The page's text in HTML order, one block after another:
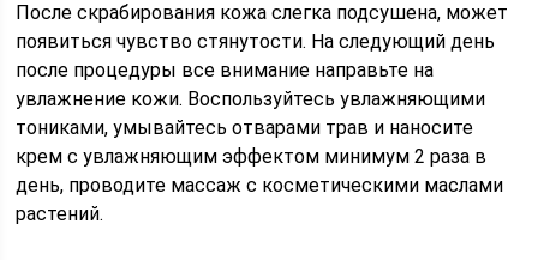
После скрабирования кожа слегка подсушена, может
появиться чувство стянутости. На следующий день
после процедуры все внимание направьте на
увлажнение кожи. Воспользуйтесь увлажняющими
тониками, умывайтесь отварами трав и наносите
крем с увлажняющим эффектом минимум 2 раза в
день, проводите массаж с косметическими маслами
растений.